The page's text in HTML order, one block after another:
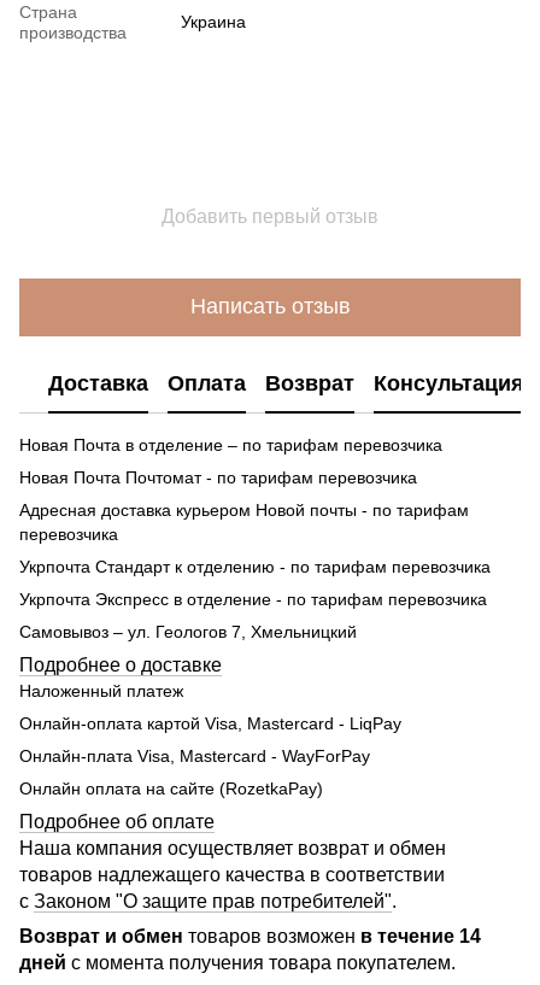
Страна
производства
Украина
Добавить первый отзыв
Написать отзыв
Доставка Оплата Возврат Консультация
Новая Почта в отделение – по тарифам перевозчика
Новая Почта Почтомат - по тарифам перевозчика
Адресная доставка курьером Новой почты - по тарифам
перевозчика
Укрпочта Стандарт к отделению - по тарифам перевозчика
Укрпочта Экспресс в отделение - по тарифам перевозчика
Самовывоз – ул. Геологов 7, Хмельницкий
Подробнее о доставке
Наложенный платеж
Онлайн-оплата картой Visa, Mastercard - LiqPay
Онлайн-плата Visa, Mastercard - WayForPay
Онлайн оплата на сайте (RozetkaPay)
Подробнее об оплате
Наша компания осуществляет возврат и обмен
товаров надлежащего качества в соответствии
с Законом "О защите прав потребителей".
Возврат и обмен товаров возможен в течение 14
дней с момента получения товара покупателем.